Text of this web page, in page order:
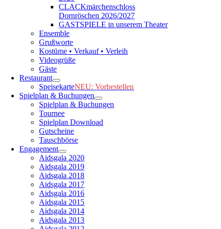
CLACKmärchenschloss
Dornröschen 2026/2027
GASTSPIELE in unserem Theater
Ensemble
Grußworte
Kostüme • Verkauf • Verleih
Videogrüße
Gäste
Restaurant
SpeisekarteNEU: Vorbestellen
Spielplan & Buchungen
Spielplan & Buchungen
Tournee
Spielplan Download
Gutscheine
Tauschbörse
Engagement
Aidsgala 2020
Aidsgala 2019
Aidsgala 2018
Aidsgala 2017
Aidsgala 2016
Aidsgala 2015
Aidsgala 2014
Aidsgala 2013